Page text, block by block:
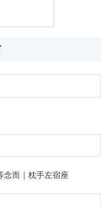
念而｜枕手左宿座